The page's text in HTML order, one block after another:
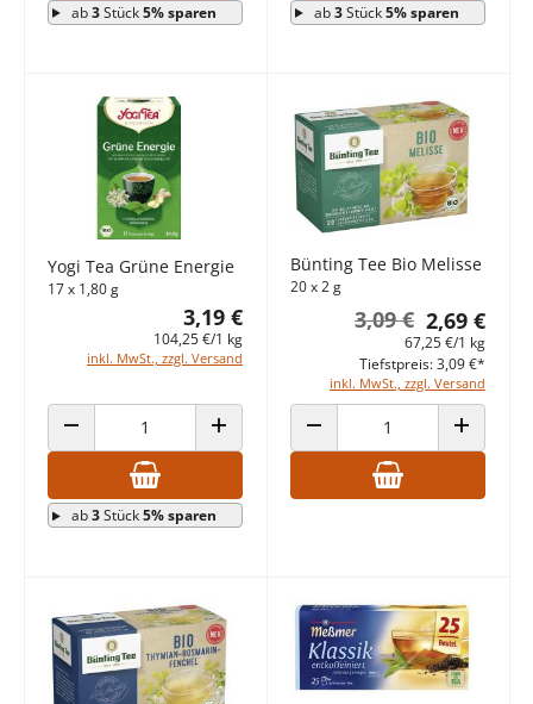
ab3Stück5% sparen ab3Stück5% sparen
Yogi Tea Grüne Energie
17 x 1,80 g
3,19 €
104,25 €/1 kg
inkl. MwSt., zzgl. Versand
ANZAHL VERRINGERN ANZAHL ERHÖHEN
ab3Stück5% sparen
Bünting Tee Bio Melisse
20 x 2 g
2,69 €
3,09 €
67,25 €/1 kg
inkl. MwSt., zzgl. Versand
Tiefstpreis: 3,09 €*
ANZAHL VERRINGERN ANZAHL